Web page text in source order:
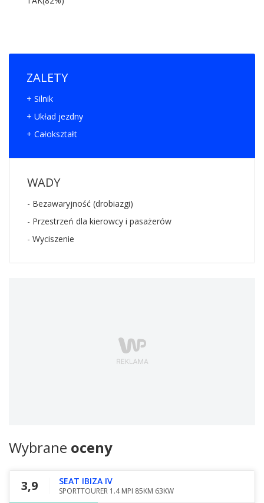
ZALETY
+ Silnik
+ Układ jezdny
+ Całokształt
WADY
- Bezawaryjność (drobiazgi)
- Przestrzeń dla kierowcy i pasażerów
- Wyciszenie
Wybrane oceny
3,9 SEAT IBIZA IV
SPORTTOURER 1.4 MPI 85KM 63KW